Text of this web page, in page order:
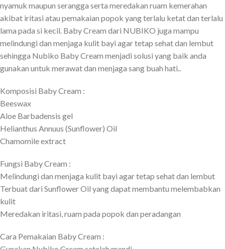
nyamuk maupun serangga serta meredakan ruam kemerahan
akibat iritasi atau pemakaian popok yang terlalu ketat dan terlalu
lama pada si kecil. Baby Cream dari NUBIKO juga mampu
melindungi dan menjaga kulit bayi agar tetap sehat dan lembut
sehingga Nubiko Baby Cream menjadi solusi yang baik anda
gunakan untuk merawat dan menjaga sang buah hati..
Komposisi Baby Cream :
Beeswax
Aloe Barbadensis gel
Helianthus Annuus (Sunflower) Oil
Chamomile extract
Fungsi Baby Cream :
Melindungi dan menjaga kulit bayi agar tetap sehat dan lembut
Terbuat dari Sunflower Oil yang dapat membantu melembabkan
kulit
Meredakan iritasi, ruam pada popok dan peradangan
Cara Pemakaian Baby Cream :